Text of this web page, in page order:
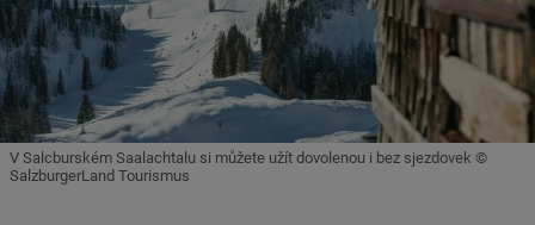
V Salcburském Saalachtalu si můžete užít dovolenou i bez sjezdovek ©
SalzburgerLand Tourismus